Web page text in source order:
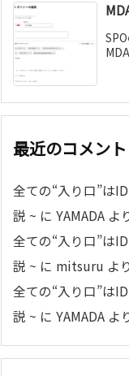
最近のコメント
全ての“入り口”は
説 ~ に YAMADA よ
全ての“入り口”は
説 ~ に mitsuru よ
全ての“入り口”は
説 ~ に YAMADA よ